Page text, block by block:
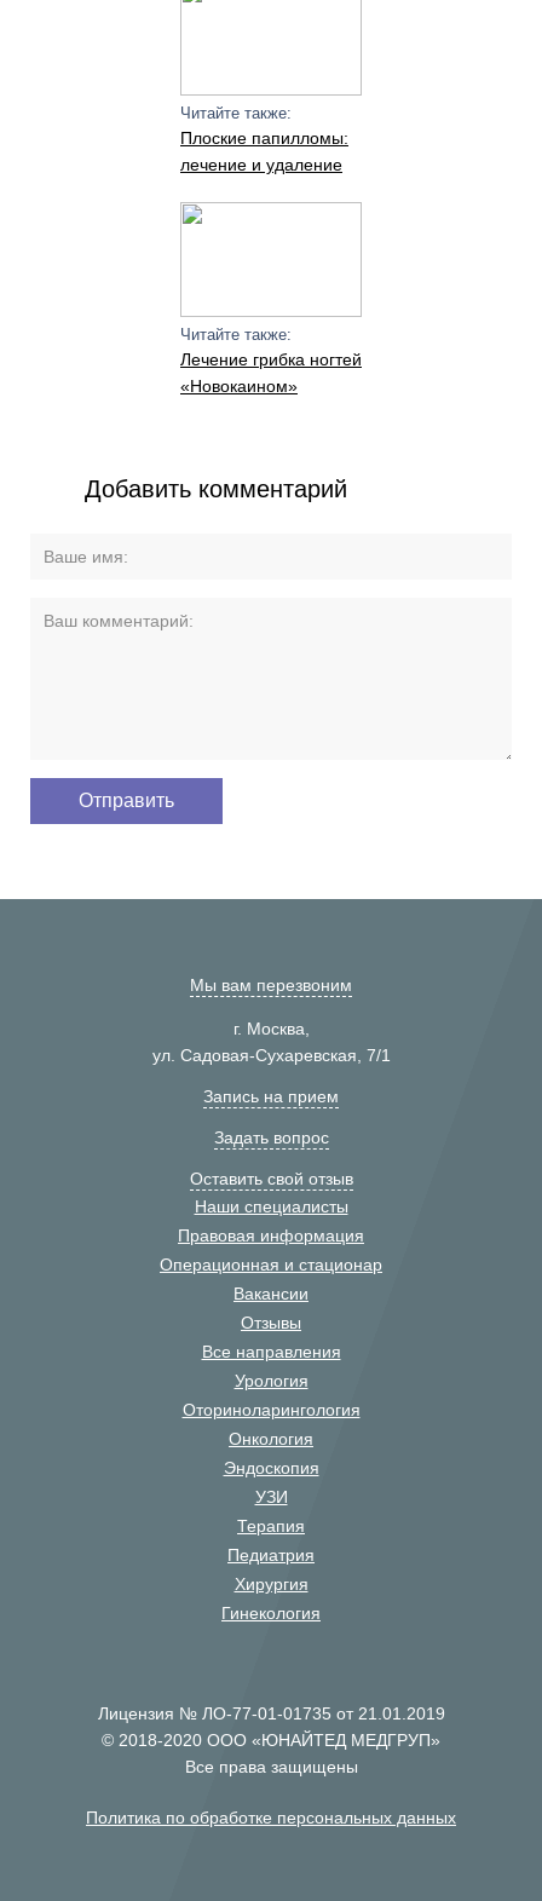
Читайте также:
Плоские папилломы:
лечение и удаление
Читайте также:
Лечение грибка ногтей
«Новокаином»
Добавить комментарий
Мы вам перезвоним
г. Москва,
ул. Садовая-Сухаревская, 7/1
Запись на прием
Задать вопрос
Оставить свой отзыв
Наши специалисты
Правовая информация
Операционная и стационар
Вакансии
Отзывы
Все направления
Урология
Оториноларингология
Онкология
Эндоскопия
УЗИ
Терапия
Педиатрия
Хирургия
Гинекология
Лицензия № ЛО-77-01-01735 от 21.01.2019
© 2018-2020 ООО «ЮНАЙТЕД МЕДГРУП»
Все права защищены
Политика по обработке персональных данных